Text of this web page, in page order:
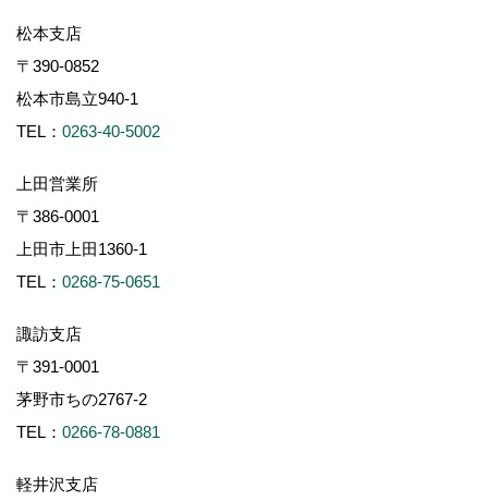
松本支店
〒390-0852
松本市島立940-1
TEL： 0263-40-5002
上田営業所
〒386-0001
上田市上田1360-1
TEL： 0268-75-0651
諏訪支店
〒391-0001
茅野市ちの2767-2
TEL： 0266-78-0881
軽井沢支店